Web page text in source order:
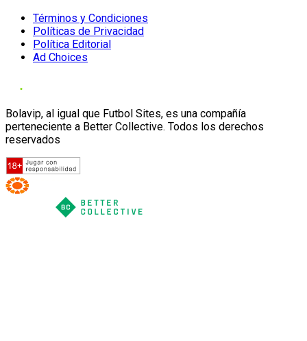
Términos y Condiciones
Políticas de Privacidad
Política Editorial
Ad Choices
Bolavip, al igual que Futbol Sites, es una compañía
perteneciente a Better Collective. Todos los derechos
reservados